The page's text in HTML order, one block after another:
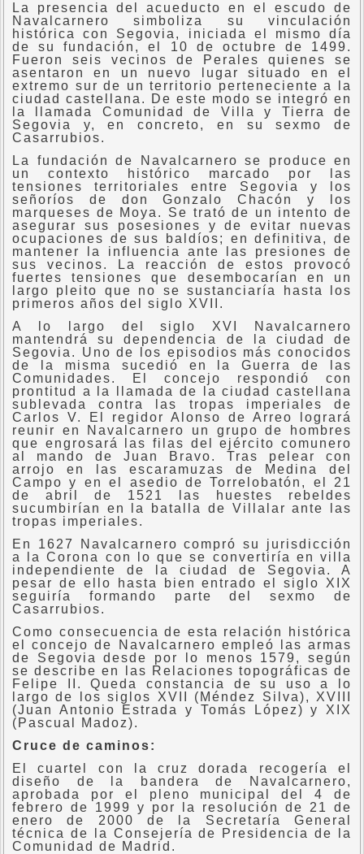
La presencia del acueducto en el escudo de
Navalcarnero simboliza su vinculación
histórica con Segovia, iniciada el mismo día
de su fundación, el 10 de octubre de 1499.
Fueron seis vecinos de Perales quienes se
asentaron en un nuevo lugar situado en el
extremo sur de un territorio perteneciente a la
ciudad castellana. De este modo se integró en
la llamada Comunidad de Villa y Tierra de
Segovia y, en concreto, en su sexmo de
Casarrubios.
La fundación de Navalcarnero se produce en
un contexto histórico marcado por las
tensiones territoriales entre Segovia y los
señoríos de don Gonzalo Chacón y los
marqueses de Moya. Se trató de un intento de
asegurar sus posesiones y de evitar nuevas
ocupaciones de sus baldíos; en definitiva, de
mantener la influencia ante las presiones de
sus vecinos. La reacción de estos provocó
fuertes tensiones que desembocarían en un
largo pleito que no se sustanciaría hasta los
primeros años del siglo XVII.
A lo largo del siglo XVI Navalcarnero
mantendrá su dependencia de la ciudad de
Segovia. Uno de los episodios más conocidos
de la misma sucedió en la Guerra de las
Comunidades. El concejo respondió con
prontitud a la llamada de la ciudad castellana
sublevada contra las tropas imperiales de
Carlos V. El regidor Alonso de Arreo logrará
reunir en Navalcarnero un grupo de hombres
que engrosará las filas del ejército comunero
al mando de Juan Bravo. Tras pelear con
arrojo en las escaramuzas de Medina del
Campo y en el asedio de Torrelobatón, el 21
de abril de 1521 las huestes rebeldes
sucumbirían en la batalla de Villalar ante las
tropas imperiales.
En 1627 Navalcarnero compró su jurisdicción
a la Corona con lo que se convertiría en villa
independiente de la ciudad de Segovia. A
pesar de ello hasta bien entrado el siglo XIX
seguiría formando parte del sexmo de
Casarrubios.
Como consecuencia de esta relación histórica
el concejo de Navalcarnero empleó las armas
de Segovia desde por lo menos 1579, según
se describe en las Relaciones topográficas de
Felipe II. Queda constancia de su uso a lo
largo de los siglos XVII (Méndez Silva), XVIII
(Juan Antonio Estrada y Tomás López) y XIX
(Pascual Madoz).
Cruce de caminos:
El cuartel con la cruz dorada recogería el
diseño de la bandera de Navalcarnero,
aprobada por el pleno municipal del 4 de
febrero de 1999 y por la resolución de 21 de
enero de 2000 de la Secretaría General
técnica de la Consejería de Presidencia de la
Comunidad de Madrid.